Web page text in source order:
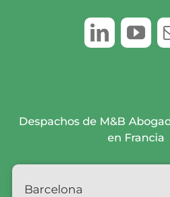
Despachos de M&B
en Francia
Barcelona